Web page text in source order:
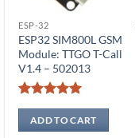
ESP-32
ESP32 SIM800L GSM
Module: TTGO T-Call
V1.4 – 502013
Rated5
out of 5
ADD TO CART